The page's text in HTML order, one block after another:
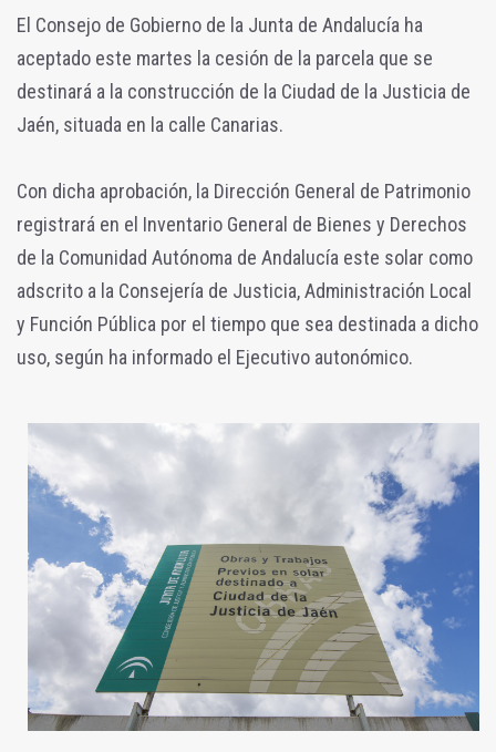
El Consejo de Gobierno de la Junta de Andalucía ha
aceptado este martes la cesión de la parcela que se
destinará a la construcción de la Ciudad de la Justicia de
Jaén, situada en la calle Canarias.
Con dicha aprobación, la Dirección General de Patrimonio
registrará en el Inventario General de Bienes y Derechos
de la Comunidad Autónoma de Andalucía este solar como
adscrito a la Consejería de Justicia, Administración Local
y Función Pública por el tiempo que sea destinada a dicho
uso, según ha informado el Ejecutivo autonómico.